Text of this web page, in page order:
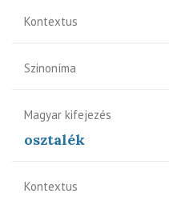
Kontextus
Szinoníma
Magyar kifejezés
osztalék
Kontextus